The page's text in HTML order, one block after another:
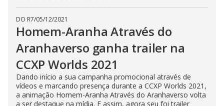
DO R7/05/12/2021
Homem-Aranha Através do
Aranhaverso ganha trailer na
CCXP Worlds 2021
Dando início a sua campanha promocional através de
vídeos e marcando presença durante a CCXP Worlds 2021,
a animação Homem-Aranha Através do Aranhaverso volta
a ser destaque na mídia. E assim, agora seu foi trailer